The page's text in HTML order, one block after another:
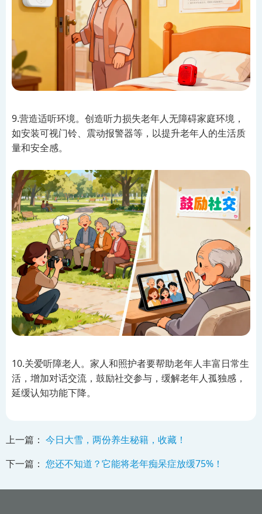
9.营造适听环境。创造听力损失老年人无障碍家庭环境，
如安装可视门铃、震动报警器等，以提升老年人的生活质
量和安全感。
10.关爱听障老人。家人和照护者要帮助老年人丰富日常生
活，增加对话交流，鼓励社交参与，缓解老年人孤独感，
延缓认知功能下降。
上一篇： 今日大雪，两份养生秘籍，收藏！
下一篇： 您还不知道？它能将老年痴呆症放缓75%！